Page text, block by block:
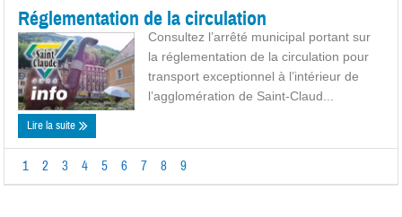
Réglementation de la circulation
Consultez l’arrêté municipal portant sur
la réglementation de la circulation pour
transport exceptionnel à l’intérieur de
l’agglomération de Saint-Claud...
Lire la suite
1 2 3 4 5 6 7 8 9